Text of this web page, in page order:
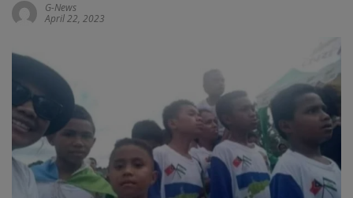
G-News
April 22, 2023